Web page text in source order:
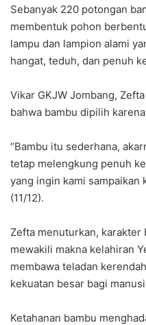
Sebanyak 220 potongan
membentuk pohon
lampu dan lampion alami
hangat, teduh, dan penuh
Vikar GKJW Jombang,
bahwa bambu dipilih
“Bambu itu sederhana,
tetap melengkung penuh
yang ingin kami sampaikan
(11/12).
Zefta menuturkan,
mewakili makna kelahiran
membawa teladan
kekuatan besar bagi
Ketahanan bambu